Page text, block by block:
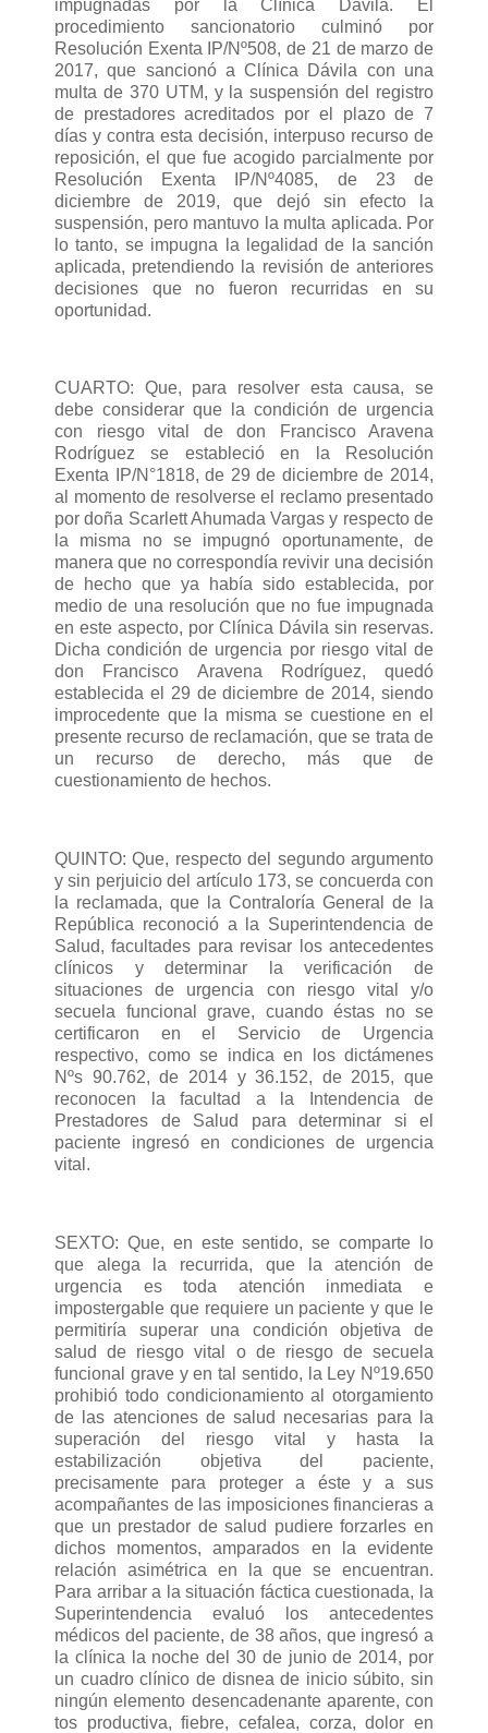
impugnadas por la Clínica Dávila. El
procedimiento sancionatorio culminó por
Resolución Exenta IP/Nº508, de 21 de marzo de
2017, que sancionó a Clínica Dávila con una
multa de 370 UTM, y la suspensión del registro
de prestadores acreditados por el plazo de 7
días y contra esta decisión, interpuso recurso de
reposición, el que fue acogido parcialmente por
Resolución Exenta IP/Nº4085, de 23 de
diciembre de 2019, que dejó sin efecto la
suspensión, pero mantuvo la multa aplicada. Por
lo tanto, se impugna la legalidad de la sanción
aplicada, pretendiendo la revisión de anteriores
decisiones que no fueron recurridas en su
oportunidad.
CUARTO: Que, para resolver esta causa, se
debe considerar que la condición de urgencia
con riesgo vital de don Francisco Aravena
Rodríguez se estableció en la Resolución
Exenta IP/N°1818, de 29 de diciembre de 2014,
al momento de resolverse el reclamo presentado
por doña Scarlett Ahumada Vargas y respecto de
la misma no se impugnó oportunamente, de
manera que no correspondía revivir una decisión
de hecho que ya había sido establecida, por
medio de una resolución que no fue impugnada
en este aspecto, por Clínica Dávila sin reservas.
Dicha condición de urgencia por riesgo vital de
don Francisco Aravena Rodríguez, quedó
establecida el 29 de diciembre de 2014, siendo
improcedente que la misma se cuestione en el
presente recurso de reclamación, que se trata de
un recurso de derecho, más que de
cuestionamiento de hechos.
QUINTO: Que, respecto del segundo argumento
y sin perjuicio del artículo 173, se concuerda con
la reclamada, que la Contraloría General de la
República reconoció a la Superintendencia de
Salud, facultades para revisar los antecedentes
clínicos y determinar la verificación de
situaciones de urgencia con riesgo vital y/o
secuela funcional grave, cuando éstas no se
certificaron en el Servicio de Urgencia
respectivo, como se indica en los dictámenes
Nºs 90.762, de 2014 y 36.152, de 2015, que
reconocen la facultad a la Intendencia de
Prestadores de Salud para determinar si el
paciente ingresó en condiciones de urgencia
vital.
SEXTO: Que, en este sentido, se comparte lo
que alega la recurrida, que la atención de
urgencia es toda atención inmediata e
impostergable que requiere un paciente y que le
permitiría superar una condición objetiva de
salud de riesgo vital o de riesgo de secuela
funcional grave y en tal sentido, la Ley Nº19.650
prohibió todo condicionamiento al otorgamiento
de las atenciones de salud necesarias para la
superación del riesgo vital y hasta la
estabilización objetiva del paciente,
precisamente para proteger a éste y a sus
acompañantes de las imposiciones financieras a
que un prestador de salud pudiere forzarles en
dichos momentos, amparados en la evidente
relación asimétrica en la que se encuentran.
Para arribar a la situación fáctica cuestionada, la
Superintendencia evaluó los antecedentes
médicos del paciente, de 38 años, que ingresó a
la clínica la noche del 30 de junio de 2014, por
un cuadro clínico de disnea de inicio súbito, sin
ningún elemento desencadenante aparente, con
tos productiva, fiebre, cefalea, corza, dolor en